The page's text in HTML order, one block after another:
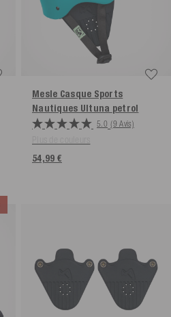
Mesle Casque Sports
Nautiques Ultuna petrol
5.0 (9 Avis)
54,99 €